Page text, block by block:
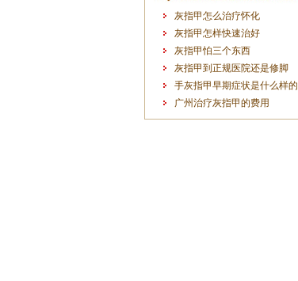
灰指甲怎么治疗怀化
灰指甲怎样快速治好
灰指甲怕三个东西
灰指甲到正规医院还是修脚
手灰指甲早期症状是什么样的
广州治疗灰指甲的费用